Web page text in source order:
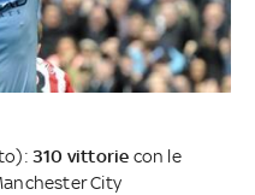
310 vittorie con le
City